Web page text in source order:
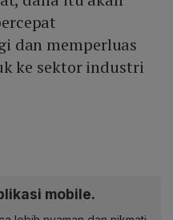
dan memperluas
ke sektor industri
mobile.